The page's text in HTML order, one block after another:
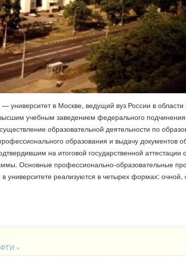
университет в Москве, ведущий вуз России в
учебным заведением федерального
образовательной деятельности по
образования и выдачу документов
на итоговой государственной аттестации
Основные профессионально-образовательные
университете реализуются в четырех формах: очной,
»